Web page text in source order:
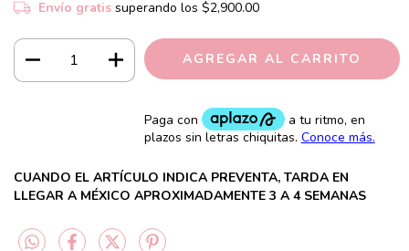
Envío gratis superando los $2,900.00
CUANDO EL ARTÍCULO INDICA PREVENTA, TARDA EN
LLEGAR A MÉXICO APROXIMADAMENTE 3 A 4 SEMANAS